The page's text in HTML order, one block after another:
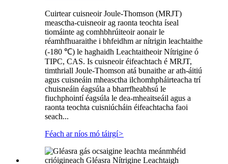
Cuirtear cuisneoir Joule-Thomson (MRJT)
measctha-cuisneoir ag raonta teochta íseal
tiomáinte ag comhbhrúiteoir aonair le
réamhfhuaraithe i bhfeidhm ar nítrigin leachtaithe
(-180 ℃) le haghaidh Leachtaitheoir Nítrigine ó
TIPC, CAS. Is cuisneoir éifeachtach é MRJT,
timthriall Joule-Thomson atá bunaithe ar ath-áitiú
agus cuisneáin mheasctha ilchomhpháirteacha trí
chuisneáin éagsúla a bharrfheabhsú le
fiuchphointí éagsúla le dea-mheaitseáil agus a
raonta teochta cuisniúcháin éifeachtacha faoi
seach...
Féach ar níos mó táirgí>